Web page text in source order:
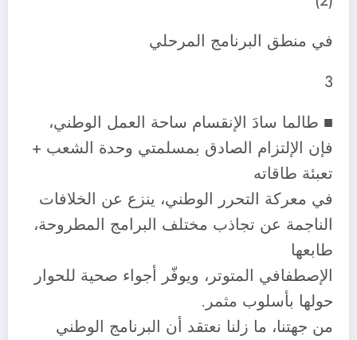
في منطق البرنامج المرحلي
3
■ طالما سادَ الإنقسام ساحة العمل الوطني،
فإن الإلتزام الصادق بمسلمتي وحدة الشعب +
تعبئة طاقاته
في معركة التحرر الوطني، ينزع عن الخلافات
الناجمة عن تجاذب مختلف البرامج المطروحة،
طابعها
الإصطفافي المتوتر، ويوفّر أجواء صحية للحوار
حولها بأسلوب مثمر.
من جهتنا، ما زلنا نعتقد أن البرنامج الوطني